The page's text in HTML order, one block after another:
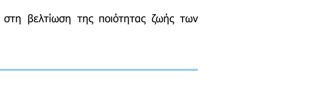
βελτίωση της ποιότητας ζωής των